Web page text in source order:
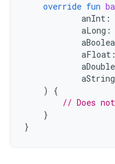
override fun
anInt :
aLong :
aFloat :
aDouble
aString
)
{
// Does
}
}